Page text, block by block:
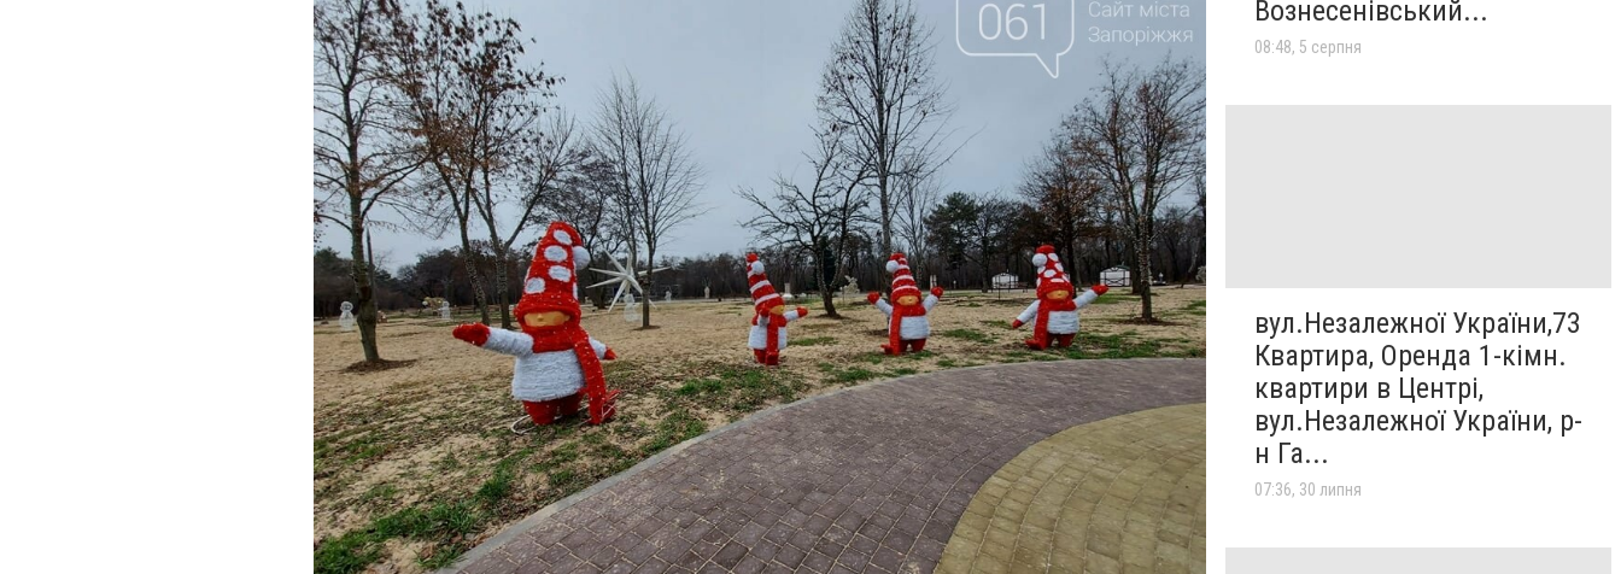
Вознесенівський...
08:48, 5 серпня
вул.Незалежної України,73
Квартира, Оренда 1-кімн.
квартири в Центрі,
вул.Незалежної України, р-
н Га...
07:36, 30 липня